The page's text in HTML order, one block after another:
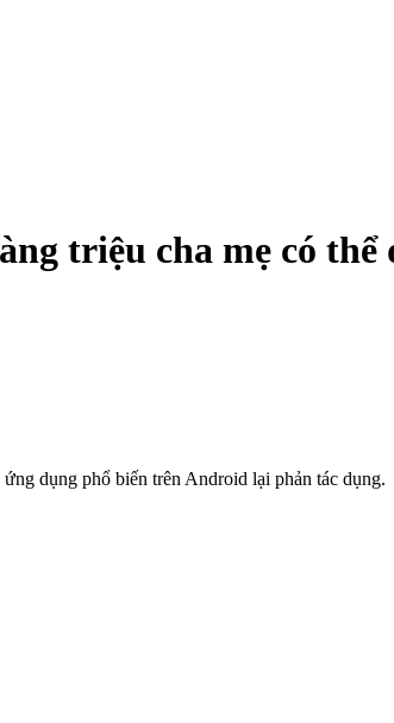
triệu cha mẹ có thể
dụng phổ biến trên Android lại phản tác dụng.